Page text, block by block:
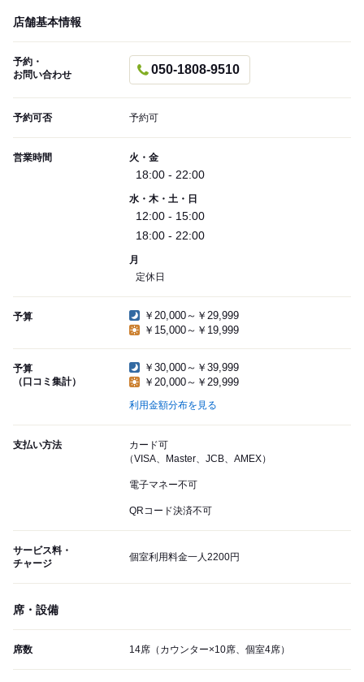
店舗基本情報
予約・
お問い合わせ
050-1808-9510
予約可否 予約可
営業時間 火・金
18:00 - 22:00
水・木・土・日
12:00 - 15:00
18:00 - 22:00
月
定休日
予算
￥20,000～￥29,999
￥15,000～￥19,999
予算
（口コミ集計）
￥30,000～￥39,999
￥20,000～￥29,999
利用金額分布を見る
支払い方法
カード可
（VISA、Master、JCB、AMEX）
電子マネー不可
QRコード決済不可
サービス料・
チャージ
個室利用料金一人2200円
席・設備
席数 14席（カウンター×10席、個室4席）